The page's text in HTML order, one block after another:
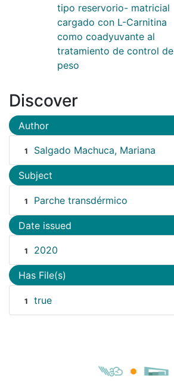
tipo reservorio- matricial
cargado con L-Carnitina
como coadyuvante al
tratamiento de control de
peso
Discover
Author
1 Salgado Machuca, Mariana
Subject
1 Parche transdérmico
Date issued
1 2020
Has File(s)
1 true